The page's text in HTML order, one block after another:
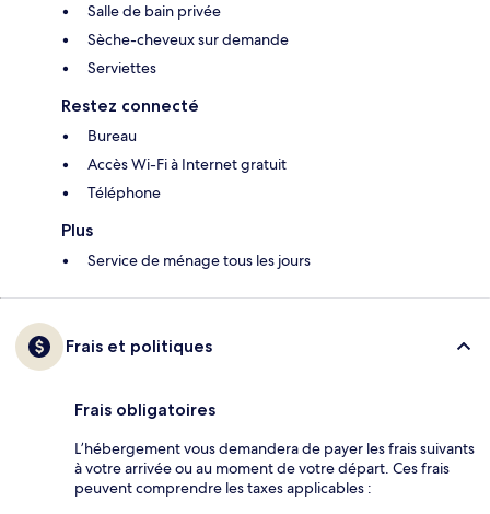
Salle de bain privée
Sèche-cheveux sur demande
Serviettes
Restez connecté
Bureau
Accès Wi-Fi à Internet gratuit
Téléphone
Plus
Service de ménage tous les jours
Frais et politiques
Frais obligatoires
L’hébergement vous demandera de payer les frais suivants
à votre arrivée ou au moment de votre départ. Ces frais
peuvent comprendre les taxes applicables :